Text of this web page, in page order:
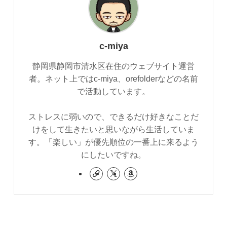
c-miya
静岡県静岡市清水区在住のウェブサイト運営
者。ネット上ではc-miya、orefolderなどの名前
で活動しています。
ストレスに弱いので、できるだけ好きなことだ
けをして生きたいと思いながら生活していま
す。「楽しい」が優先順位の一番上に来るよう
にしたいですね。